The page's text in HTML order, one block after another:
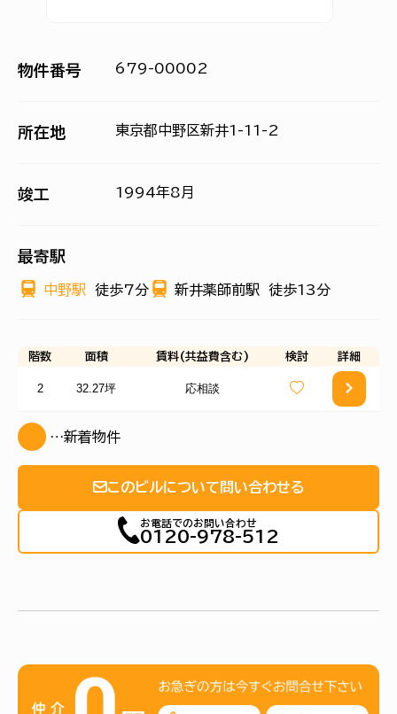
物件番号 679-00002
所在地 東京都中野区新井1-11-2
竣工 1994年8月
最寄駅
中野駅 徒歩7分 新井薬師前駅 徒歩13分
階数 面積 賃料(共益費含む) 検討 詳細
2 32.27坪 応相談
…新着物件
このビルについて問い合わせる
お電話でのお問い合わせ
0120-978-512